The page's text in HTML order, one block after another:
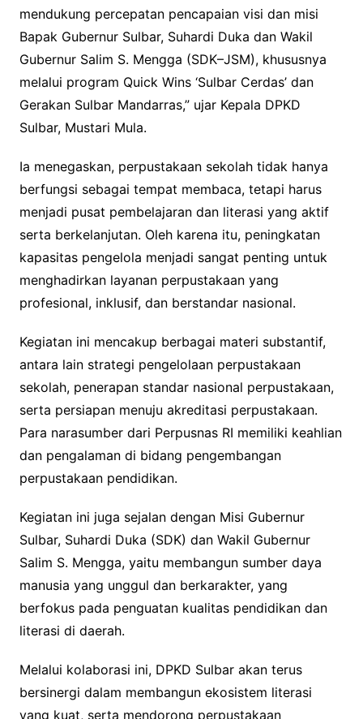
mendukung percepatan pencapaian visi dan misi
Bapak Gubernur Sulbar, Suhardi Duka dan Wakil
Gubernur Salim S. Mengga (SDK–JSM), khususnya
melalui program Quick Wins ‘Sulbar Cerdas’ dan
Gerakan Sulbar Mandarras,” ujar Kepala DPKD
Sulbar, Mustari Mula.
Ia menegaskan, perpustakaan sekolah tidak hanya
berfungsi sebagai tempat membaca, tetapi harus
menjadi pusat pembelajaran dan literasi yang aktif
serta berkelanjutan. Oleh karena itu, peningkatan
kapasitas pengelola menjadi sangat penting untuk
menghadirkan layanan perpustakaan yang
profesional, inklusif, dan berstandar nasional.
Kegiatan ini mencakup berbagai materi substantif,
antara lain strategi pengelolaan perpustakaan
sekolah, penerapan standar nasional perpustakaan,
serta persiapan menuju akreditasi perpustakaan.
Para narasumber dari Perpusnas RI memiliki keahlian
dan pengalaman di bidang pengembangan
perpustakaan pendidikan.
Kegiatan ini juga sejalan dengan Misi Gubernur
Sulbar, Suhardi Duka (SDK) dan Wakil Gubernur
Salim S. Mengga, yaitu membangun sumber daya
manusia yang unggul dan berkarakter, yang
berfokus pada penguatan kualitas pendidikan dan
literasi di daerah.
Melalui kolaborasi ini, DPKD Sulbar akan terus
bersinergi dalam membangun ekosistem literasi
yang kuat, serta mendorong perpustakaan